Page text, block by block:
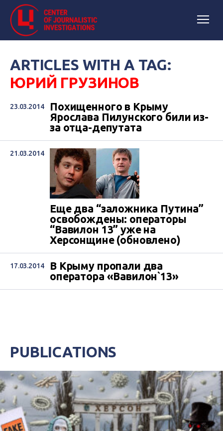
ARTICLES WITH A TAG:
ЮРИЙ ГРУЗИНОВ
23.03.2014
Похищенного в Крыму
Ярослава Пилунского били из-
за отца-депутата
21.03.2014
Еще два “заложника Путина”
освобождены: операторы
“Вавилон 13” уже на
Херсонщине (обновлено)
17.03.2014
В Крыму пропали два
оператора «Вавилон`13»
PUBLICATIONS